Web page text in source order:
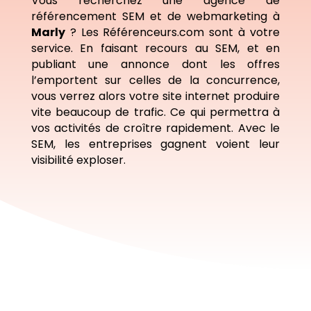
référencement SEM et de webmarketing à
Marly? Les Référenceurs.com sont à votre
service. En faisant recours au SEM, et en
publiant une annonce dont les offres
l’emportent sur celles de la concurrence,
vous verrez alors votre site internet produire
vite beaucoup de trafic. Ce qui permettra à
vos activités de croître rapidement. Avec le
SEM, les entreprises gagnent voient leur
visibilité exploser.